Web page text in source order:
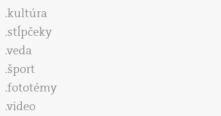
kultúra
stĺpčeky
veda
šport
fototémy
video